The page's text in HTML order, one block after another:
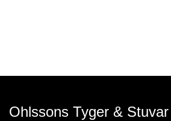
Ohlssons Tyger &